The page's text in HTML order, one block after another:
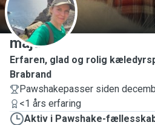
M
maja
Erfaren, glad og rolig
Brabrand
Pawshakepasser siden
<1 års erfaring
Aktiv i Pawshake-